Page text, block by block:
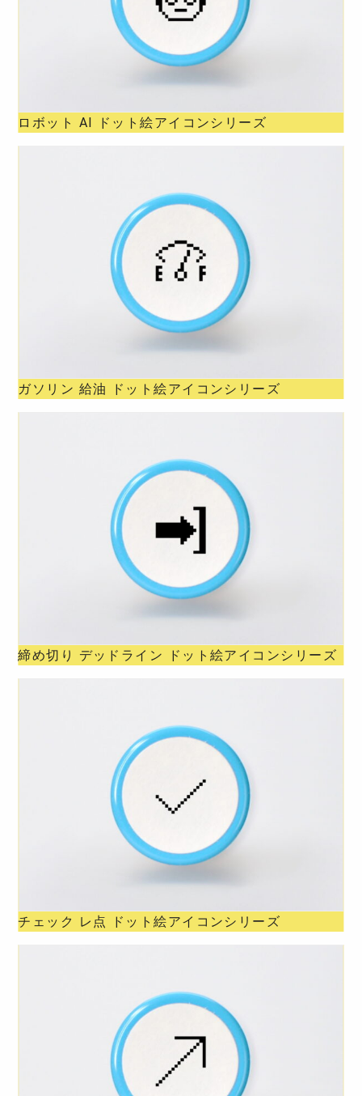
ロボット AI ドット絵アイコンシリーズ
ガソリン 給油 ドット絵アイコンシリーズ
締め切り デッドライン ドット絵アイコンシリーズ
チェック レ点 ドット絵アイコンシリーズ